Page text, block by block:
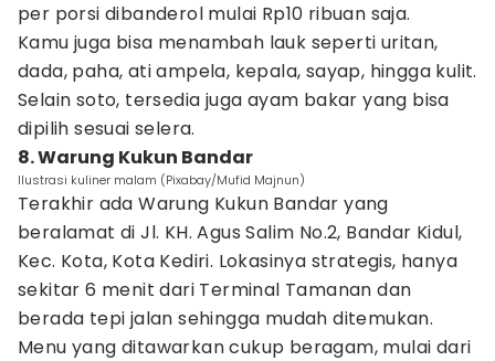
per porsi dibanderol mulai Rp10 ribuan saja.
Kamu juga bisa menambah lauk seperti uritan,
dada, paha, ati ampela, kepala, sayap, hingga kulit.
Selain soto, tersedia juga ayam bakar yang bisa
dipilih sesuai selera.
8. Warung Kukun Bandar
Ilustrasi kuliner malam (Pixabay/Mufid Majnun)
Terakhir ada Warung Kukun Bandar yang
beralamat di Jl. KH. Agus Salim No.2, Bandar Kidul,
Kec. Kota, Kota Kediri. Lokasinya strategis, hanya
sekitar 6 menit dari Terminal Tamanan dan
berada tepi jalan sehingga mudah ditemukan.
Menu yang ditawarkan cukup beragam, mulai dari